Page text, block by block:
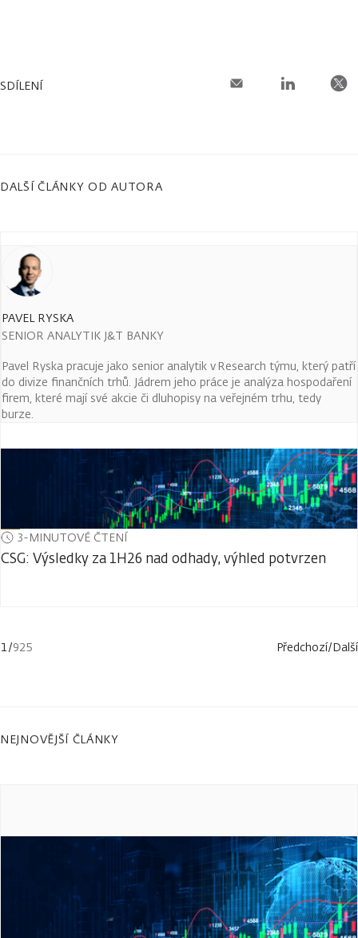
SDÍLENÍ
DALŠÍ ČLÁNKY OD AUTORA
PAVEL RYSKA
SENIOR ANALYTIK J&T BANKY
Pavel Ryska pracuje jako senior analytik v Research týmu, který patří
do divize finančních trhů. Jádrem jeho práce je analýza hospodaření
firem, které mají své akcie či dluhopisy na veřejném trhu, tedy
burze.
3-MINUTOVÉ ČTENÍ
CSG: Výsledky za 1H26 nad odhady, výhled potvrzen
1/925 Předchozí/Další
NEJNOVĚJŠÍ ČLÁNKY